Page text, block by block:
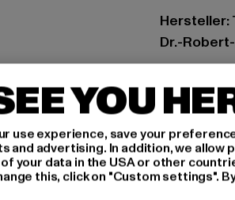
Hersteller:
Dr.-
YOU
use experience, save your
advertising. In addition, we
your data in the USA or other
this, click on "Custom settings".